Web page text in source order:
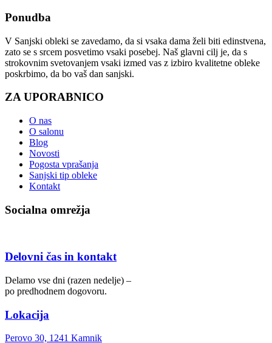
Ponudba
V Sanjski obleki se zavedamo, da si vsaka dama želi biti edinstvena,
zato se s srcem posvetimo vsaki posebej. Naš glavni cilj je, da s
strokovnim svetovanjem vsaki izmed vas z izbiro kvalitetne obleke
poskrbimo, da bo vaš dan sanjski.
ZA UPORABNICO
O nas
O salonu
Blog
Novosti
Pogosta vprašanja
Sanjski tip obleke
Kontakt
Socialna omrežja
Delovni čas in kontakt
Delamo vse dni (razen nedelje) –
po predhodnem dogovoru.
Lokacija
Perovo 30, 1241 Kamnik